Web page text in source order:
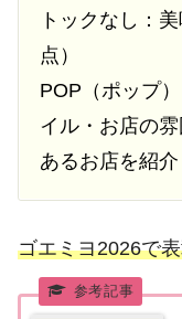
トックなし：
点）
POP（ポップ
イル・お店の
あるお店を紹介
ゴエミヨ2026で